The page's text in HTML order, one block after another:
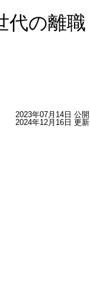
代の離職
2023年07月14日 公開
2024年12月16日 更新